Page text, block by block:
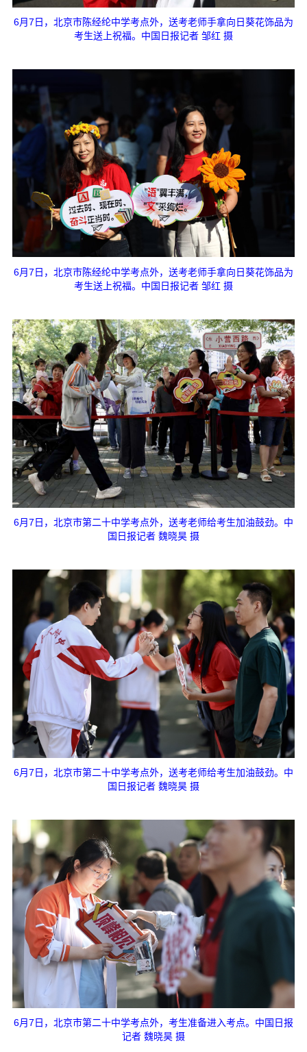
6月7日，北京市陈经纶中学考点外，送考老师手拿向日葵花饰品为
考生送上祝福。中国日报记者 邹红 摄
6月7日，北京市陈经纶中学考点外，送考老师手拿向日葵花饰品为
考生送上祝福。中国日报记者 邹红 摄
6月7日，北京市第二十中学考点外，送考老师给考生加油鼓劲。中
国日报记者 魏晓昊 摄
6月7日，北京市第二十中学考点外，送考老师给考生加油鼓劲。中
国日报记者 魏晓昊 摄
6月7日，北京市第二十中学考点外，考生准备进入考点。中国日报
记者 魏晓昊 摄